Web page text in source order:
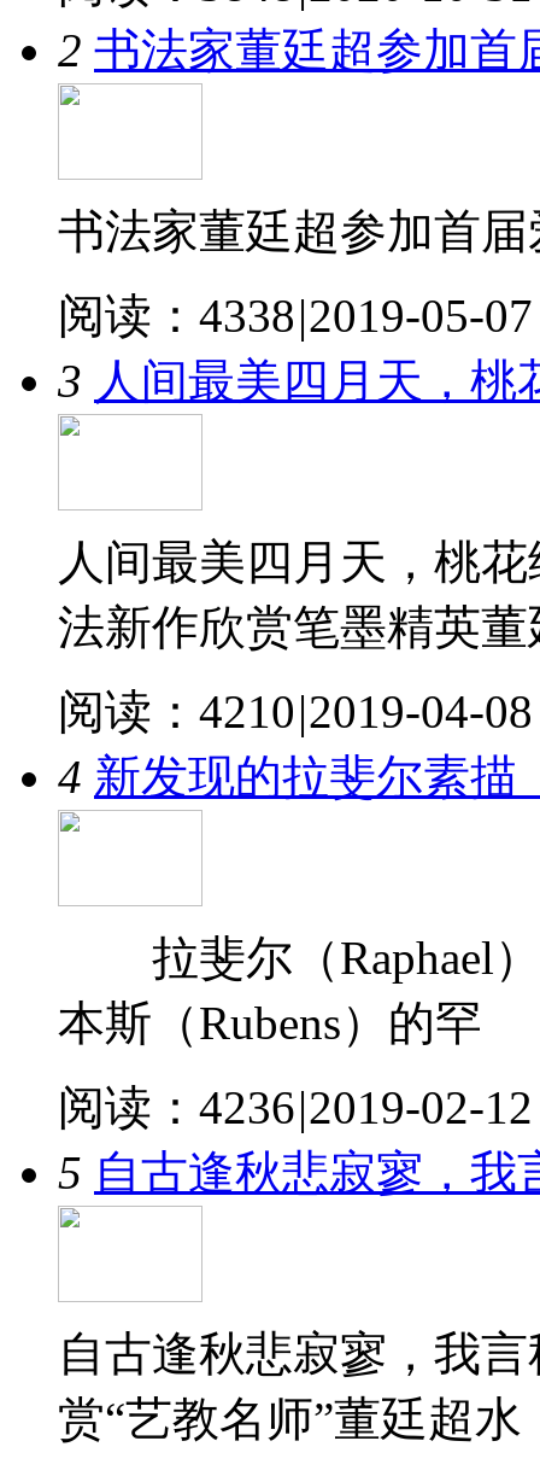
2 书法家董廷超参加首
书法家董廷超参加首
阅读：4338|2019-05-07
3 人间最美四月天，
人间最美四月天，桃
法新作欣赏笔墨精英董
阅读：4210|2019-04-08
4 新发现的拉斐尔素描
拉斐尔（Raphael）
本斯（Rubens）的罕
阅读：4236|2019-02-12
5 自古逢秋悲寂寥，
自古逢秋悲寂寥，我
赏“艺教名师”董廷超水